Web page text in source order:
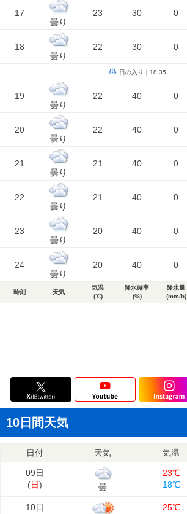
17
曇り
23 30 0
18
曇り
22 30 0
日の入り｜18:35
19
曇り
22 40 0
20
曇り
22 40 0
21
曇り
21 40 0
22
曇り
21 40 0
23
曇り
20 40 0
24
曇り
20 40 0
時刻 天気
気温
(℃)
降水確率
(%)
降水量
(mm/h)
10日間天気
日付 天気 気温
09日
(日) 曇
23℃
18℃
10日 25℃